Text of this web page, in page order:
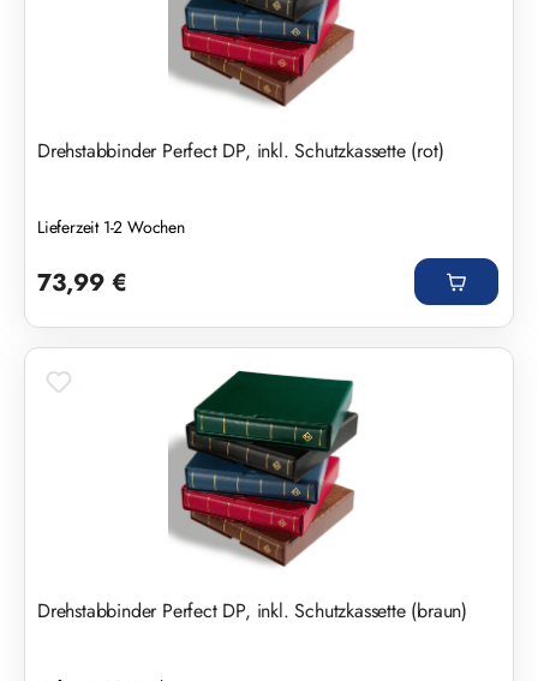
Drehstabbinder Perfect DP, inkl. Schutzkassette (rot)
Lieferzeit 1-2 Wochen
73,99 €
Drehstabbinder Perfect DP, inkl. Schutzkassette (braun)